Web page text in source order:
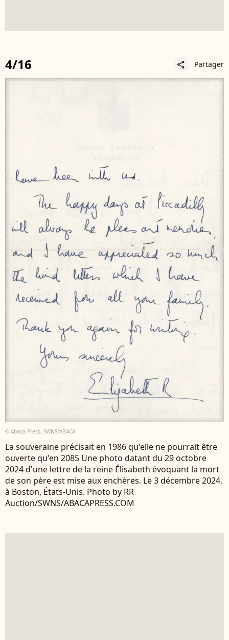
4/16 share Partager
© Abaca Press, SWNS/ABACA
La souveraine précisait en 1986 qu'elle ne pourrait être
ouverte qu'en 2085 Une photo datant du 29 octobre
2024 d'une lettre de la reine Élisabeth évoquant la mort
de son père est mise aux enchères. Le 3 décembre 2024,
à Boston, États-Unis. Photo by RR
Auction/SWNS/ABACAPRESS.COM